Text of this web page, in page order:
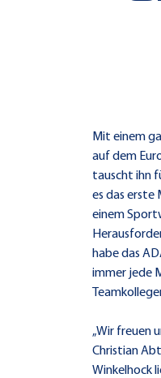
Mit einem
auf dem
tauscht ihn
es das erste
einem
habe das
immer jede
„Wir freuen
Christian
Winkelhock